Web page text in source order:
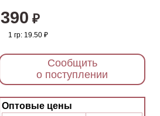
390 ₽
1 гр: 19.50 ₽
Сообщить
о поступлении
Оптовые цены